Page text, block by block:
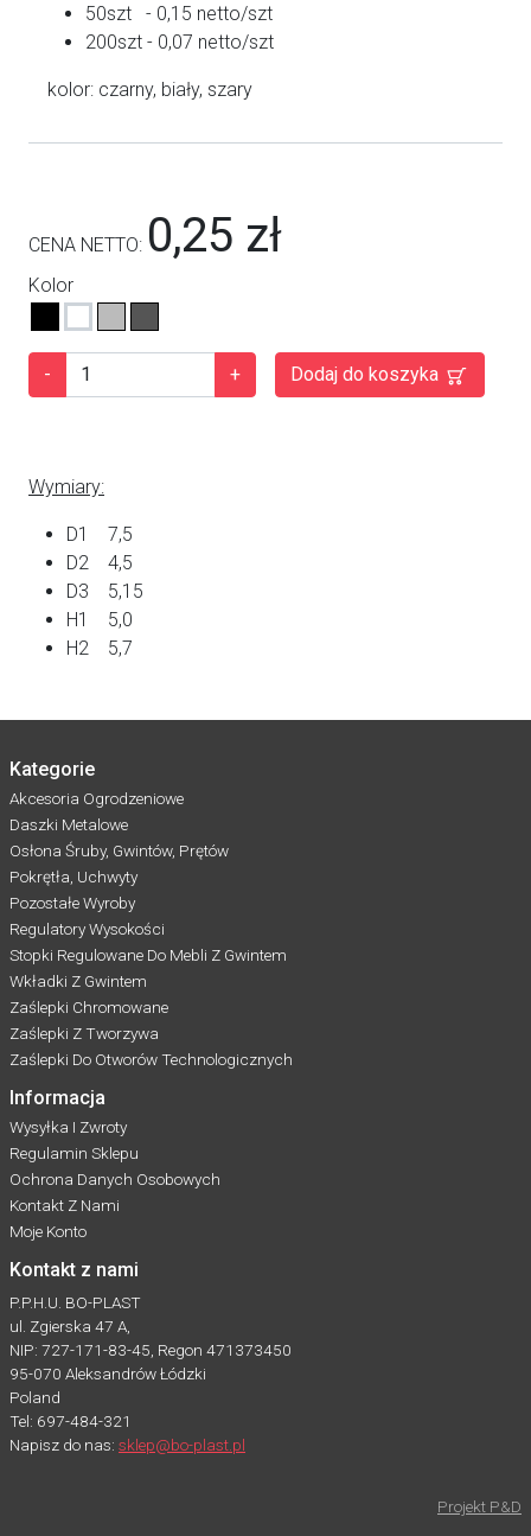
50szt - 0,15 netto/szt
200szt - 0,07 netto/szt
kolor: czarny, biały, szary
CENA NETTO: 0,25 zł
Kolor
- + Dodaj do koszyka
Wymiary:
D1 7,5
D2 4,5
D3 5,15
H1 5,0
H2 5,7
Kategorie
Akcesoria Ogrodzeniowe
Daszki Metalowe
Osłona Śruby, Gwintów, Prętów
Pokrętła, Uchwyty
Pozostałe Wyroby
Regulatory Wysokości
Stopki Regulowane Do Mebli Z Gwintem
Wkładki Z Gwintem
Zaślepki Chromowane
Zaślepki Z Tworzywa
Zaślepki Do Otworów Technologicznych
Informacja
Wysyłka I Zwroty
Regulamin Sklepu
Ochrona Danych Osobowych
Kontakt Z Nami
Moje Konto
Kontakt z nami
P.P.H.U. BO-PLAST
ul. Zgierska 47 A,
NIP: 727-171-83-45, Regon 471373450
95-070 Aleksandrów Łódzki
Poland
Tel: 697-484-321
Napisz do nas: sklep@bo-plast.pl
Projekt P&D